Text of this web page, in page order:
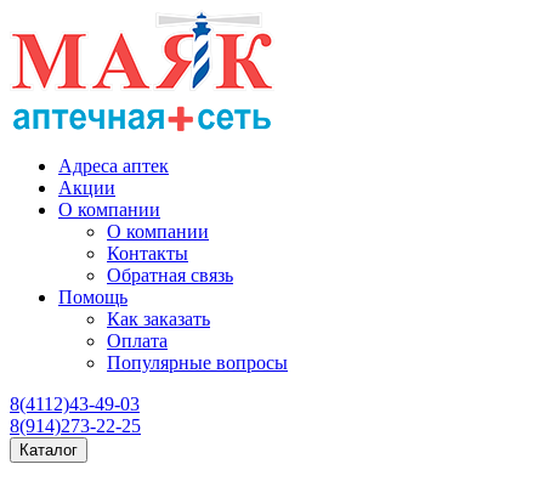
Адреса аптек
Акции
О компании
О компании
Контакты
Обратная связь
Помощь
Как заказать
Оплата
Популярные вопросы
8(4112)43-49-03
8(914)273-22-25
Каталог